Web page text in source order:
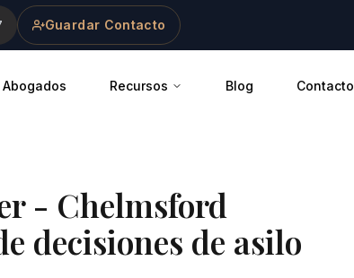
Guardar Contacto
Abogados Recursos Blog Contacto
- Chelmsford
decisiones de asilo